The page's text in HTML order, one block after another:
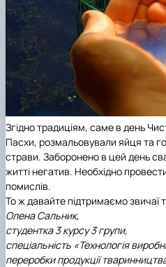
Згідно традиціям, саме в день
Пасхи, розмальовували яйця та
страви. Заборонено в цей день
житті негатив. Необхідно
помислів.
То ж давайте підтримаємо звичаї
Олена Сальник,
студентка 3 курсу 3 групи,
спеціальність «Технологія
переробки продукції